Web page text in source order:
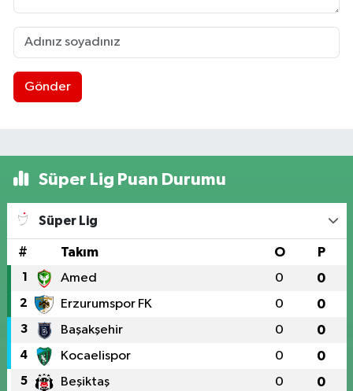
Gönder
Süper Lig Puan Durumu
Süper Lig
# Takım O P
1 Amed 0 0
2 Erzurumspor FK 0 0
3 Başakşehir 0 0
4 Kocaelispor 0 0
5 Beşiktaş 0 0